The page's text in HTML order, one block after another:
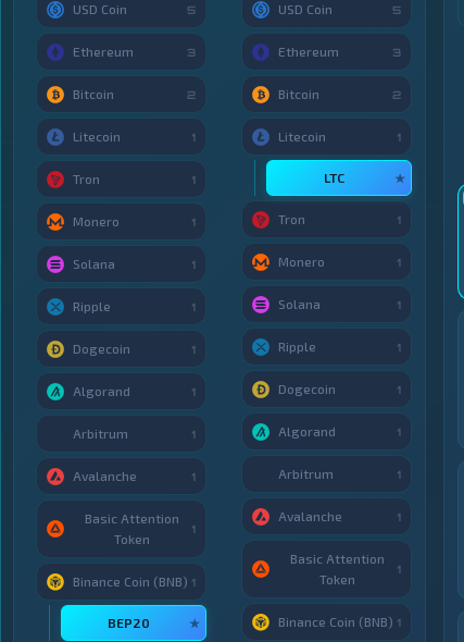
USD Coin 5
Ethereum 3
Bitcoin 2
Litecoin 1
Tron 1
Monero 1
Solana 1
Ripple 1
Dogecoin 1
Algorand 1
Arbitrum 1
Avalanche 1
Basic Attention
Token
1
Binance Coin (BNB) 1
BEP20 ★
USD Coin 5
Ethereum 3
Bitcoin 2
Litecoin 1
LTC ★
Tron 1
Monero 1
Solana 1
Ripple 1
Dogecoin 1
Algorand 1
Arbitrum 1
Avalanche 1
Basic Attention
Token
1
Binance Coin (BNB) 1